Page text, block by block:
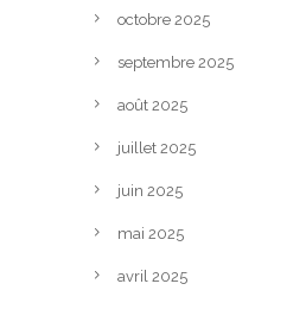
octobre 2025
septembre 2025
août 2025
juillet 2025
juin 2025
mai 2025
avril 2025